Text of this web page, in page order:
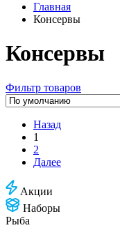
Главная
Консервы
Консервы
Фильтр товаров
Назад
1
2
Далее
Акции
Наборы
Рыба